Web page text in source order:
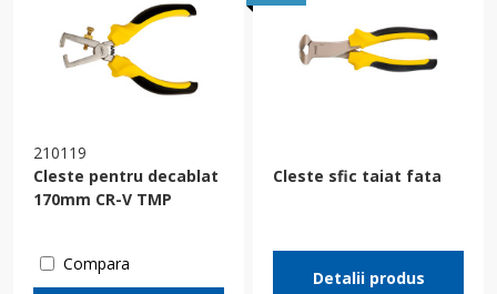
210119
Cleste pentru decablat
170mm CR-V TMP
Compara
Cleste sfic taiat fata
Detalii produs